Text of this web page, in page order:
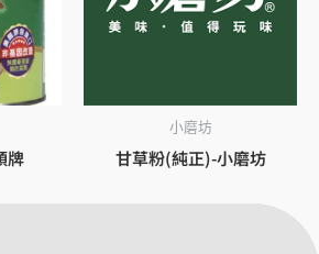
牌
小磨坊
甘草粉(純正)-小磨坊